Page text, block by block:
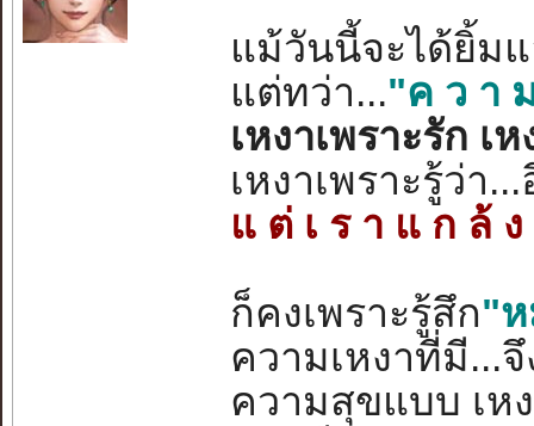
แม้วันนี้จะได้ยิ้มแ
แต่ทว่า..."ค ว า
เหงาเพราะรัก เ
เหงาเพราะรู้ว่า
แ ต่ เ ร า แ ก ล้
ก็คงเพราะรู้สึก"
ความเหงาที่มี...
ความสุขแบบ เห